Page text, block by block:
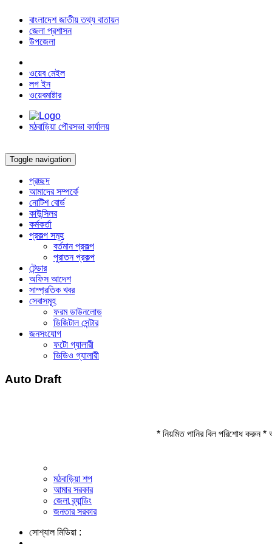
বাংলাদেশ জাতীয় তথ্য বাতায়ন
জেলা প্রশাসন
উপজেলা
ওয়েব মেইল
লগ ইন
ওয়েবমাষ্টার
মঠবাড়িয়া পৌরসভা কার্যালয়
Toggle navigation
প্রচ্ছদ
আমাদের সম্পর্কে
নোটিশ বোর্ড
কাউন্সিলর
কর্মকর্তা
প্রকল্প সমূহ
বর্তমান প্রকল্প
পুরাতন প্রকল্প
টেন্ডার
অফিস আদেশ
সাম্প্রতিক খবর
সেবাসমূহ
ফরম ডাউনলোড
ডিজিটাল সেন্টার
জনসংযোগ
ফটো গ্যালারী
ভিডিও গ্যালারী
Auto Draft
* নিয়মিত পানির বিল পরিশোধ করুন
মঠবাড়িয়া শপ
আমার সরকার
জেলা ব্র্যান্ডিং
জনতার সরকার
সোশ্যাল মিডিয়া :